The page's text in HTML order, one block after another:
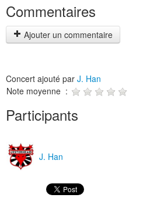
Commentaires
Ajouter un commentaire
Concert ajouté par J. Han
Note moyenne :
Participants
J. Han